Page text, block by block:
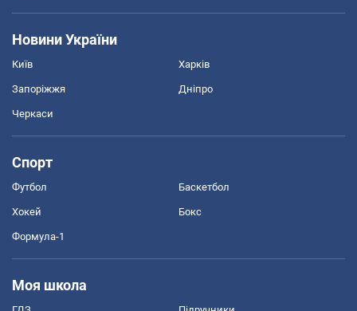
Новини України
Київ Харків
Запоріжжя Дніпро
Черкаси
Спорт
Футбол Баскетбол
Хокей Бокс
Формула-1
Моя школа